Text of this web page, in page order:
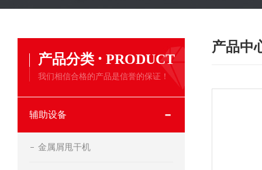
产品分类 · PRODUCT
我们相信合格的产品是信誉的保证！
辅助设备
金属屑甩干机
产品中